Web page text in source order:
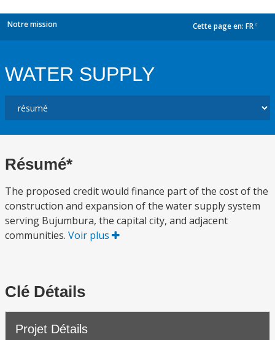
Notre mission Cette page en: FR
WATER SUPPLY
Résumé*
The proposed credit would finance part of the cost of the
construction and expansion of the water supply system
serving Bujumbura, the capital city, and adjacent
communities. Voir plus
Clé Détails
Projet Détails